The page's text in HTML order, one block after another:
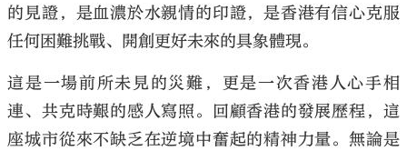
的見證，是血濃於水親情的印證，是香港有信心克服
任何困難挑戰、開創更好未來的具象體現。
這是一場前所未見的災難，更是一次香港人心手相
連、共克時艱的感人寫照。回顧香港的發展歷程，這
座城市從來不缺乏在逆境中奮起的精神力量。無論是